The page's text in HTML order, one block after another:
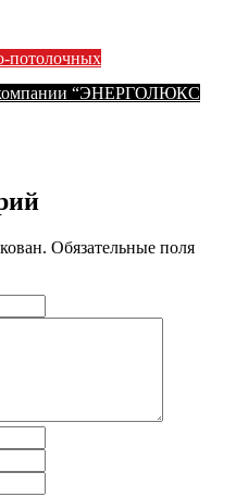
потолочных
“ЭНЕРГОЛЮКС
Обязательные поля